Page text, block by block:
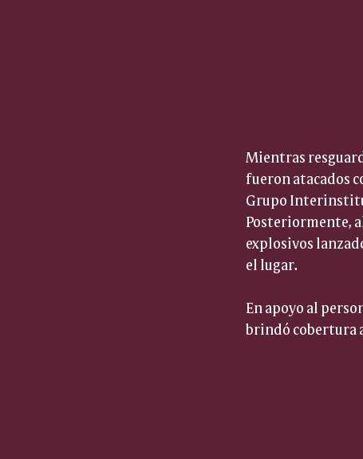
Mientras
fueron atacados
Grupo
Posteriormente,
explosivos
el lugar.
En apoyo al
brindó cobertura